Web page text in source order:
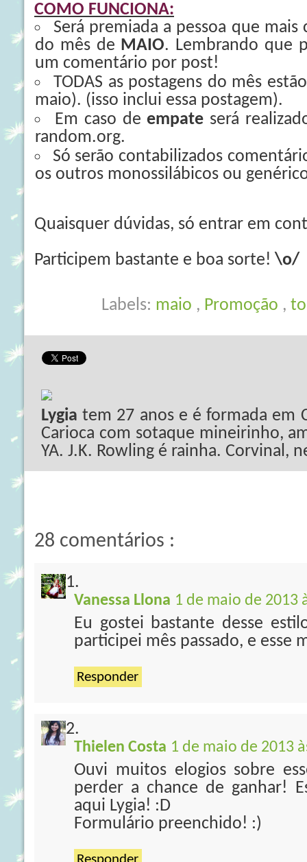
COMO FUNCIONA:
Será premiada a pessoa que
do mês de MAIO. Lembrando que
um comentário por post!
TODAS as postagens do mês
maio). (isso inclui essa postagem).
Em caso deempate será
random.org.
Só serão contabilizados
os outros monossilábicos ou
Quaisquer dúvidas, só entrar em
Participem bastante e boa sorte! \o/
Labels: maio , Promoção ,
Lygia tem 27 anos e é formada em
Carioca com sotaque mineirinho,
YA. J.K. Rowling é rainha. Corvinal,
28 comentários :
Vanessa Llona 1 de maio de 2013
Eu gostei bastante desse
participei mês passado, e esse
Responder
Thielen Costa 1 de maio de 2013
Ouvi muitos elogios sobre
perder a chance de ganhar!
aqui Lygia! :D
Formulário preenchido! :)